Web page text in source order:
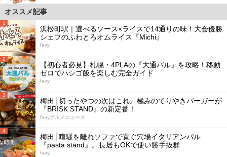
オススメ記事
1
浜松町駅｜選べるソース×ライスで14通りの味！大会優勝
シェフのふわとろオムライス『Michi』
favy
2
【初心者必見】札幌・4PLAの『大通バル』を攻略！移動
ゼロでハシゴ飯を楽しむ完全ガイド
favy
3
梅田│切ったやつの次はこれ。極みのてりやきバーガーが
『BRISK STAND』の新定番！
favyグルメニュース
4
梅田│喧騒を離れソファで寛ぐ穴場イタリアンバル
『pasta stand』。長居もOKで使い勝手抜群
favy